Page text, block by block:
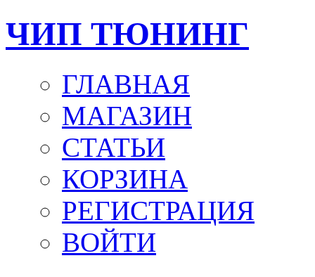
ЧИП ТЮНИНГ
ГЛАВНАЯ
МАГАЗИН
СТАТЬИ
КОРЗИНА
РЕГИСТРАЦИЯ
ВОЙТИ